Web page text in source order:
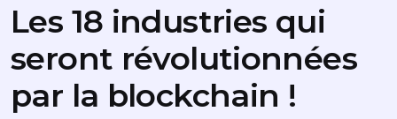
Les 18 industries qui
seront révolutionnées
par la blockchain !